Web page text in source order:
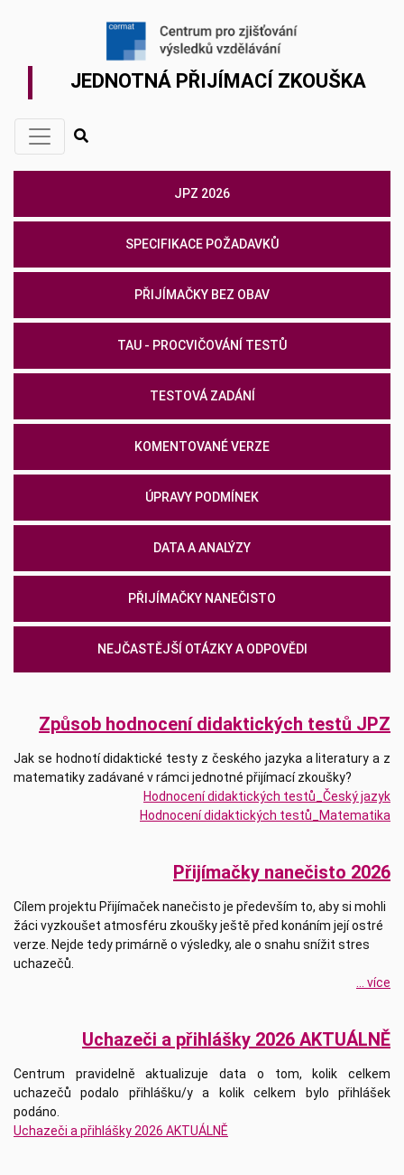
JEDNOTNÁ PŘIJÍMACÍ ZKOUŠKA
JPZ 2026
SPECIFIKACE POŽADAVKŮ
PŘIJÍMAČKY BEZ OBAV
TAU - PROCVIČOVÁNÍ TESTŮ
TESTOVÁ ZADÁNÍ
KOMENTOVANÉ VERZE
ÚPRAVY PODMÍNEK
DATA A ANALÝZY
PŘIJÍMAČKY NANEČISTO
NEJČASTĚJŠÍ OTÁZKY A ODPOVĚDI
Způsob hodnocení didaktických testů JPZ
Jak se hodnotí didaktické testy z českého jazyka a literatury a z
matematiky zadávané v rámci jednotné přijímací zkoušky?
Hodnocení didaktických testů_Český jazyk
Hodnocení didaktických testů_Matematika
Přijímačky nanečisto 2026
Cílem projektu Přijímaček nanečisto je především to, aby si mohli
žáci vyzkoušet atmosféru zkoušky ještě před konáním její ostré
verze. Nejde tedy primárně o výsledky, ale o snahu snížit stres
uchazečů.
... více
Uchazeči a přihlášky 2026 AKTUÁLNĚ
Centrum pravidelně aktualizuje data o tom, kolik celkem
uchazečů podalo přihlášku/y a kolik celkem bylo přihlášek
podáno.
Uchazeči a přihlášky 2026 AKTUÁLNĚ